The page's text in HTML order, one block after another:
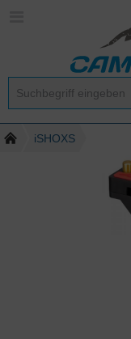
iSHOXS